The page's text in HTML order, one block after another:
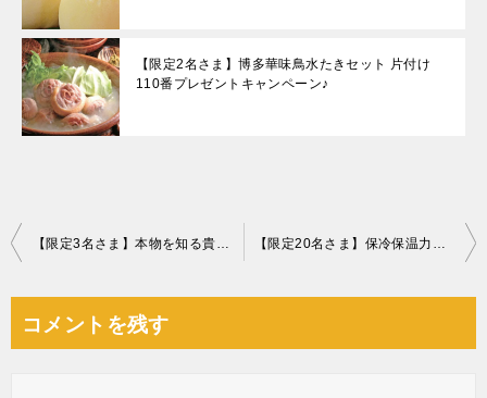
【限定2名さま】博多華味鳥水たきセット 片付け
110番プレゼントキャンペーン♪
投
ビ
【限定3名さま】本物を知る貴方に真の山の幸を!! 秋の味覚 国産松茸！！ 【限定20名さま】保冷保温力は史上最強！？サーモス真空断熱タンブラーセット
コメントを残す